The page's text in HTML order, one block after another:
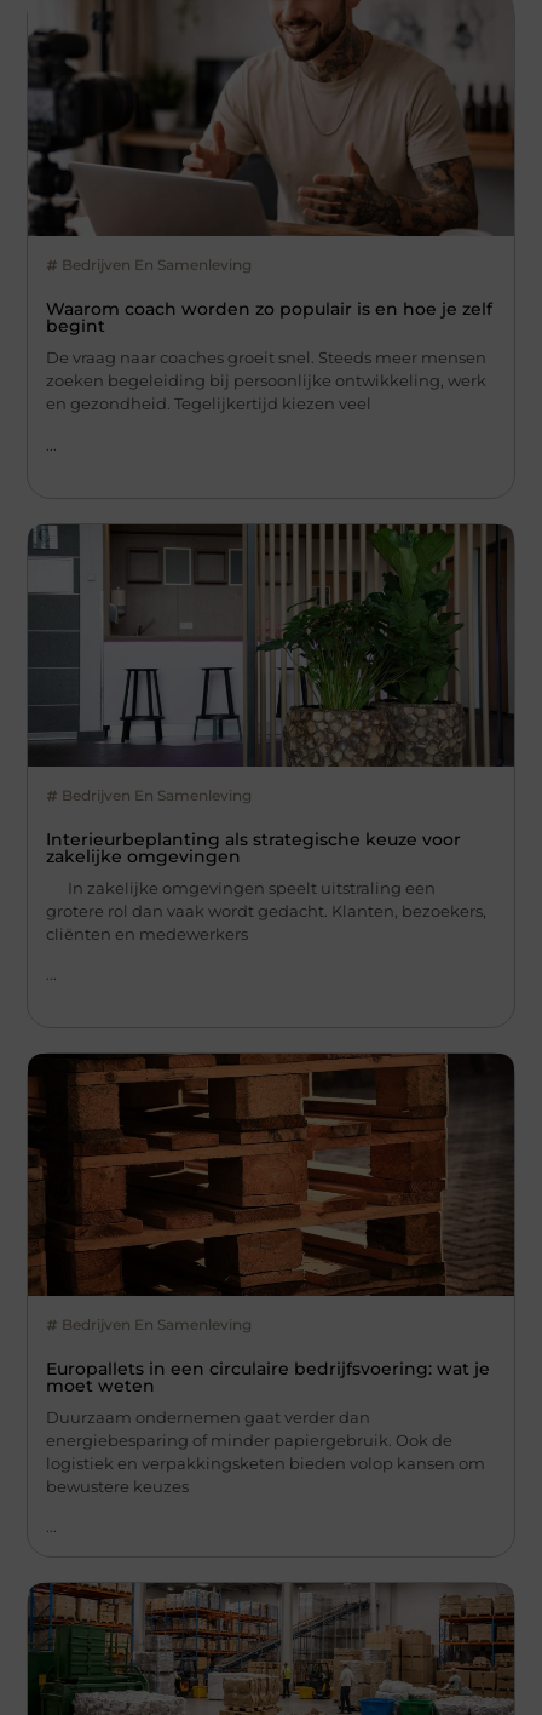
Bedrijven En Samenleving
Waarom coach worden zo populair is en hoe je zelf
begint
De vraag naar coaches groeit snel. Steeds meer mensen
zoeken begeleiding bij persoonlijke ontwikkeling, werk
en gezondheid. Tegelijkertijd kiezen veel
Bedrijven En Samenleving
Interieurbeplanting als strategische keuze voor
zakelijke omgevingen
In zakelijke omgevingen speelt uitstraling een
grotere rol dan vaak wordt gedacht. Klanten, bezoekers,
cliënten en medewerkers
Bedrijven En Samenleving
Europallets in een circulaire bedrijfsvoering: wat je
moet weten
Duurzaam ondernemen gaat verder dan
energiebesparing of minder papiergebruik. Ook de
logistiek en verpakkingsketen bieden volop kansen om
bewustere keuzes
...